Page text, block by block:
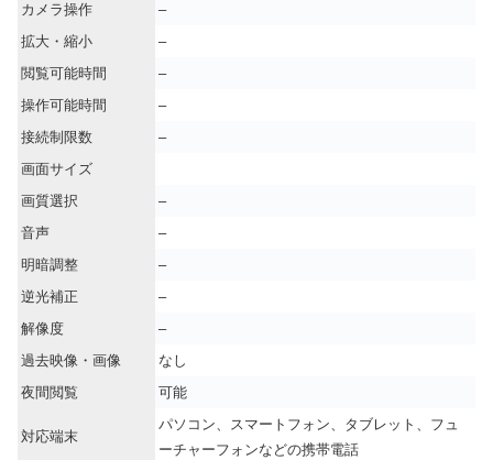
カメラ操作
–
拡大・縮小
–
閲覧可能時間
–
操作可能時間
–
接続制限数
–
画面サイズ
画質選択
–
音声
–
明暗調整
–
逆光補正
–
解像度
–
過去映像・画像
なし
夜間閲覧
可能
対応端末
パソコン、スマートフォン、タブレット、フュ
ーチャーフォンなどの携帯電話